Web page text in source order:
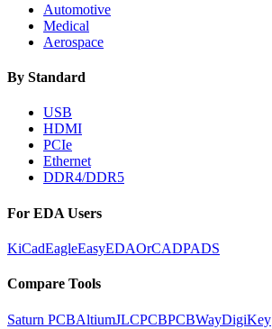
Automotive
Medical
Aerospace
By Standard
USB
HDMI
PCIe
Ethernet
DDR4/DDR5
For EDA Users
KiCadEagleEasyEDAOrCADPADS
Compare Tools
Saturn PCBAltiumJLCPCBPCBWayDigiKey